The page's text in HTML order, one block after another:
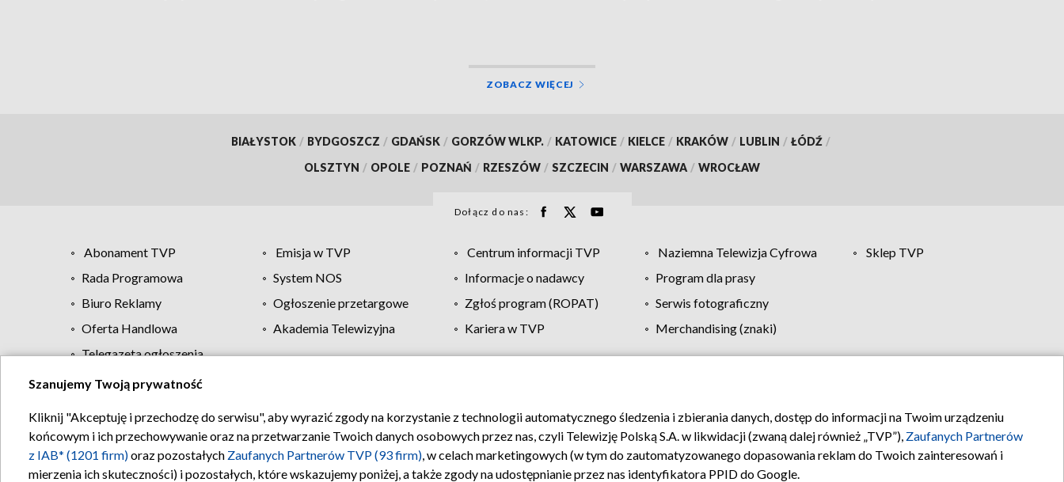
ZOBACZ WIĘCEJ
BIAŁYSTOK / BYDGOSZCZ / GDAŃSK / GORZÓW WLKP. / KATOWICE / KIELCE / KRAKÓW / LUBLIN / ŁÓDŹ /
OLSZTYN / OPOLE / POZNAŃ / RZESZÓW / SZCZECIN / WARSZAWA / WROCŁAW
Dołącz do nas:
Abonament TVP Emisja w TVP Centrum informacji TVP Naziemna Telewizja Cyfrowa
Sklep TVP
Rada Programowa
System NOS Informacje o nadawcy
Program dla prasy
Biuro Reklamy
Ogłoszenie przetargowe Zgłoś program (ROPAT)
Serwis fotograficzny
Oferta Handlowa
Akademia Telewizyjna Kariera w TVP
Merchandising (znaki)
Telegazeta ogłoszenia
Regulamin TVP Polityka prywatności Moje zgody Pomoc Biuro reklamy Kontakt
Szanujemy Twoją prywatność
Kliknij "Akceptuję i przechodzę do serwisu", aby wyrazić zgody na korzystanie z technologii automatycznego śledzenia i zbierania danych, dostęp do informacji na Twoim urządzeniu
końcowym i ich przechowywanie oraz na przetwarzanie Twoich danych osobowych przez nas, czyli Telewizję Polską S.A. w likwidacji (zwaną dalej również „TVP”), Zaufanych Partnerów
z IAB* (1201 firm)oraz pozostałych Zaufanych Partnerów TVP (93 firm), w celach marketingowych (w tym do zautomatyzowanego dopasowania reklam do Twoich zainteresowań i
mierzenia ich skuteczności) i pozostałych, które wskazujemy poniżej, a także zgody na udostępnianie przez nas identyfikatora PPID do Google.